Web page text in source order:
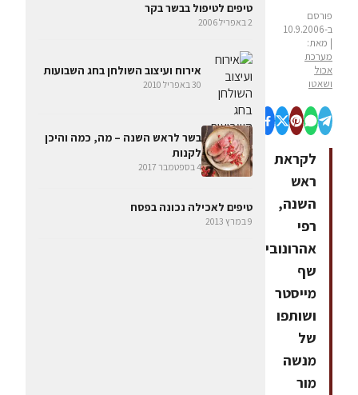
פורסם
ב-10.9.2006
| מאת:
מערכת
אכול
ושאטו
לקראת
ראש
השנה,
רפי
אהרונוביץ,
שף
מייסטר
ושותפו
של
מנשה
מור
טיפים לטיפול בבשר בקר
2 באפריל 2006
אירוח ועיצוב השולחן בחג השבועות
30 באפריל 2010
בשר לראש השנה – מה, כמה והיכן
לקנות
4 בספטמבר 2017
טיפים לאכילה נכונה בפסח
9 במרץ 2013